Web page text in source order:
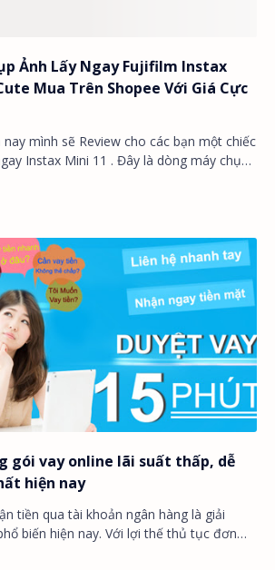
Ảnh Lấy Ngay Fujifilm Instax
Mua Trên Shopee Với Giá Cực
Review cho các bạn một chiếc
Instax Mini 11 . Đây là dòng máy chụp
gói vay online lãi suất thấp, dễ
hiện nay
tiền qua tài khoản ngân hàng là giải
biến hiện nay. Với lợi thế thủ tục đơn